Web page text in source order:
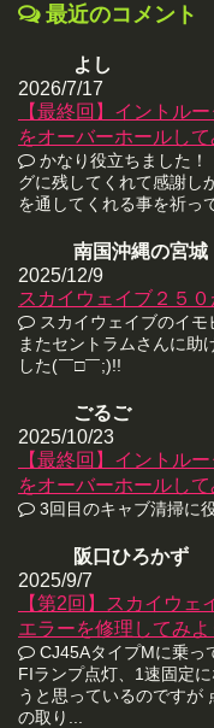
最近のコメント
よし
2026/7/17
【最終回】イントル
をオーバーホールして
かなり役立ちました
グに残してくれて感謝し
を通してくれる事を祈っ
南国沖縄の宮城
2025/12/9
スカイウェイブ２５０
スカイウェイブのイ
またセントラムさんに助
した(￣□￣;)!!
ごるご
2025/10/23
【最終回】イントル
をオーバーホールして
3回目のキャブ清掃に
阪口ひろかず
2025/9/7
【第2回】スカイウ
エラーを修理してみよ
CJ45AタイプMに乗っ
FIランプ点灯、1速固定
うと思っているのですが
の取り...